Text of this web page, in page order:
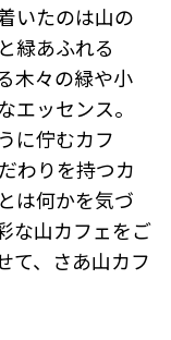
いたのは山の
緑あふれる
木々の緑や小
エッセンス。
に佇むカフ
わりを持つカ
は何かを気づ
な山カフェをご
て、さあ山カフ